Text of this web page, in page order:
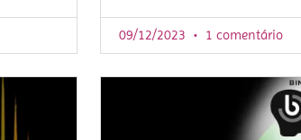
09/12/2023 1 comentário